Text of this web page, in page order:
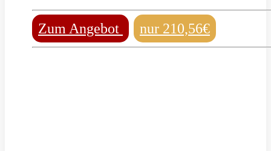
Zum Angebot nur 210,56€